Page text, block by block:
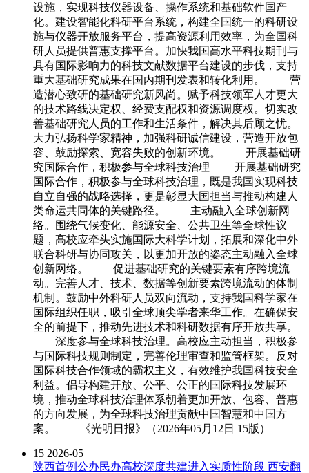
设施，实现科技仪器设备、操作系统和基础软件国产
化。建设智能化科研平台系统，构建全国统一的科研设
施与仪器开放服务平台，提高资源利用效率，为全国科
研人员提供普惠支撑平台。加快我国高水平科技期刊与
具有国际影响力的科技文献数据平台建设的步伐，支持
重大基础研究成果在国内期刊发表和转化利用。 营
造潜心致研的基础研究新风尚。赋予科技领军人才更大
的技术路线决定权、经费支配权和资源调度权。切实改
善基础研究人员的工作和生活条件，解决其后顾之忧。
大力弘扬科学家精神，加强科研诚信建设，营造开放包
容、鼓励探索、宽容失败的创新环境。 开展基础研
究国际合作，积极参与全球科技治理 开展基础研究
国际合作，积极参与全球科技治理，既是我国实现科技
自立自强的战略选择，更是彰显大国担当与推动构建人
类命运共同体的关键路径。 主动融入全球创新网
络。围绕气候变化、能源安全、公共卫生等全球性议
题，高校应牵头实施国际大科学计划，拓展和深化中外
联合科研与协同攻关，以更加开放的姿态主动融入全球
创新网络。 促进基础研究的关键要素有序跨境流
动。完善人才、技术、数据等创新要素跨境流动的体制
机制。鼓励中外科研人员双向流动，支持我国科学家在
国际组织任职，吸引全球顶尖学者来华工作。在确保安
全的前提下，推动先进技术和科研数据有序开放共享。
深度参与全球科技治理。高校应主动担当，积极参
与国际科技规则制定，完善伦理审查和监管框架。反对
国际科技合作领域的霸权主义，有效维护我国科技安全
利益。倡导构建开放、公平、公正的国际科技发展环
境，推动全球科技治理体系朝着更加开放、包容、普惠
的方向发展，为全球科技治理贡献中国智慧和中国方
案。 《光明日报》（2026年05月12日 15版）
15 2026-05
陕西首例公办民办高校深度共建进入实质性阶段 西安翻